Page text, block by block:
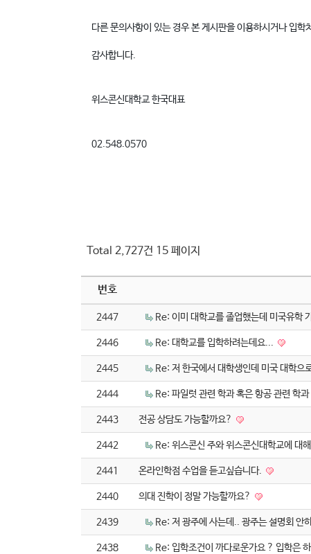
다른 문의사항이 있는 경우 본 게시판을 이용하시거나
감사합니다.
위스콘신대학교 한국대표
02.548.0570 ​ ​
Total 2,727건 15 페이지
번호
2447 Re: 이미 대학교를 졸업했는데 미국유학
2446 Re: 대학교를 입학하려는데요...
2445 Re: 저 한국에서 대학생인데 미국 대학으
2444 Re: 파일럿 관련 학과 혹은 항공 관련 학
2443 전공 상담도 가능할까요?
2442 Re: 위스콘신 주와 위스콘신대학교에 대
2441 온라인학점 수업을 듣고싶습니다.
2440 의대 진학이 정말 가능할까요?
2439 Re: 저 광주에 사는데.. 광주는 설명회 안
2438 Re: 입학조건이 까다로운가요 ? 입학은